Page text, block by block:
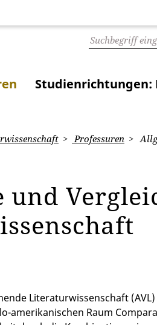
Studienrichtungen:
Professuren
und
Literaturwissenschaft
amerikanischen Raum